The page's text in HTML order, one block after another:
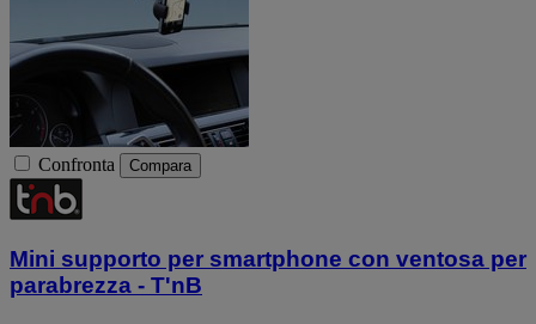
Confronta Compara
Mini supporto per smartphone con ventosa per
parabrezza - T'nB